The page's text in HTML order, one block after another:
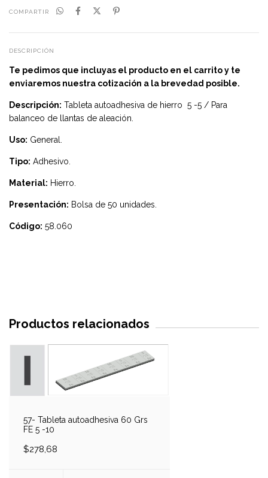
COMPARTIR
DESCRIPCIÓN
Te pedimos que incluyas el producto en el carrito y te
enviaremos nuestra cotización a la brevedad posible.
Descripción: Tableta autoadhesiva de hierro 5 -5 / Para
balanceo de llantas de aleación.
Uso: General.
Tipo: Adhesivo.
Material: Hierro.
Presentación: Bolsa de 50 unidades.
Código: 58.060
Productos relacionados
57- Tableta autoadhesiva 60 Grs
FE 5 -10
$278,68